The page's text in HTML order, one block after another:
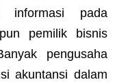
informasi pada
pemilik bisnis
pengusaha
akuntansi dalam